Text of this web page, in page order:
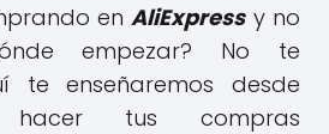
enAliExpressy no
empezar? No te
te enseñaremos desde
tus compras